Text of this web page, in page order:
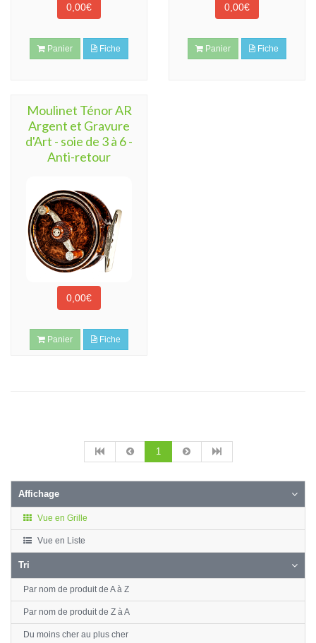
0,00€
Panier Fiche
0,00€
Panier Fiche
Moulinet Ténor AR
Argent et Gravure
d'Art - soie de 3 à 6 -
Anti-retour
0,00€
Panier Fiche
1
Affichage
Vue en Grille
Vue en Liste
Tri
Par nom de produit de A à Z
Par nom de produit de Z à A
Du moins cher au plus cher